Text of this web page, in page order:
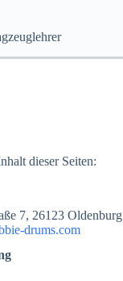
dieser Seiten:
7, 26123 Oldenburg
drums.com